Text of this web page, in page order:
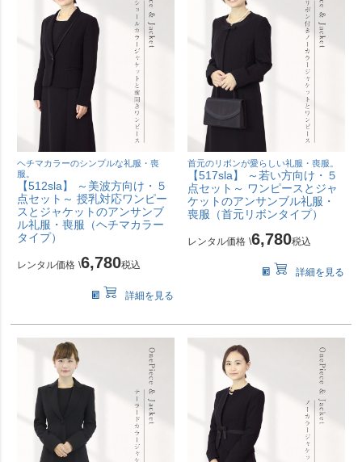
ヘチマカラーのシンプルな礼服・喪
服。
【512sla】 ～美波方向け・５
点セット～ 授乳対応ワンピー
スとジャケットのアンサンブ
ル礼服・喪服（ヘチマカラー
タイプ）
レンタル価格 \6,780税込
詳細を見る
首元のリボンが愛らしい礼服・喪服。
【517sla】 ～若い方向け・５
点セット～ ワンピースとジャ
ケットのアンサンブル礼服・
喪服（首元リボンタイプ）
レンタル価格 \6,780税込
詳細を見る